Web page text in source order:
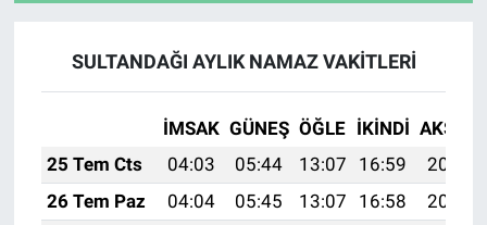
SULTANDAĞI AYLIK NAMAZ VAKITLERI
İMSAK GÜNEŞ ÖĞLE İKINDI AKŞAM
25 Tem Cts
04:03 05:44 13:07 16:59
20:20
26 Tem Paz
04:04 05:45 13:07 16:58
20:19